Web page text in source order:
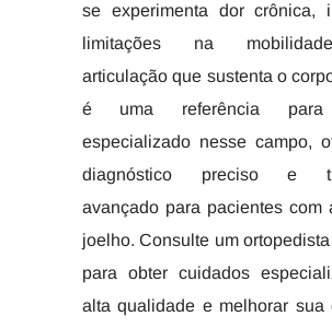
se experimenta dor crônica,
limitações na
articulação que sustenta o
é uma referência para
especializado nesse campo,
diagnóstico preciso e
avançado para pacientes com
joelho. Consulte um
para obter cuidados
alta qualidade e melhorar sua